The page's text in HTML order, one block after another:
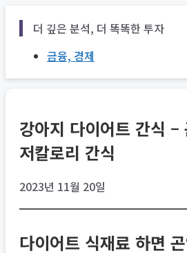
더 깊은 분석, 더 똑똑한 투자
금융, 경제
강아지 다이어트 간식 –
저칼로리 간식
2023년 11월 20일
다이어트 식재료 하면